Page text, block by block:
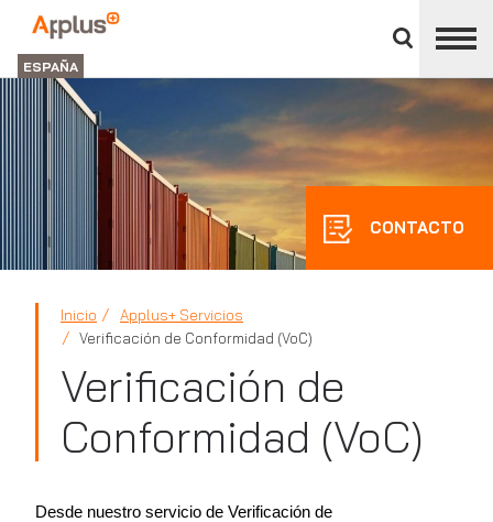
panel
Applus+
GROUP
ESPAÑA
CONTACTO
Inicio
Applus+ Servicios
Verificación de Conformidad (VoC)
Verificación de
Conformidad (VoC)
Desde nuestro servicio de Verificación de